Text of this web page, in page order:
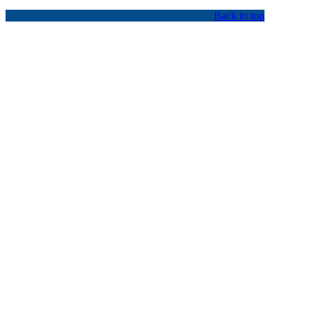
Back to top